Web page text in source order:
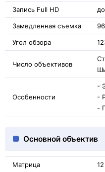
Запись Full HD
Замедленная съемка
Угол обзора
Число объективов
Особенности
-
-
-
Основной объектив
Матрица